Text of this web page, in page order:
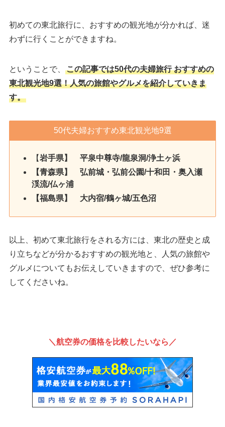
初めての東北旅行に、おすすめの観光地が分かれば、迷
わずに行くことができますね。
ということで、
この記事では50代の夫婦旅行 おすすめの
東北観光地9選！人気の旅館やグルメを紹介していきま
す。
50代夫婦おすすめ東北観光地9選
【岩手県】 平泉中尊寺/龍泉洞/浄土ヶ浜
【青森県】 弘前城・弘前公園/十和田・奥入瀬
渓流/仏ヶ浦
【福島県】 大内宿/鶴ヶ城/五色沼
以上、初めて東北旅行をされる方には、東北の歴史と成
り立ちなどが分かるおすすめの観光地と、人気の旅館や
グルメについてもお伝えしていきますので、ぜひ参考に
してくださいね。
＼航空券の価格を比較したいなら／